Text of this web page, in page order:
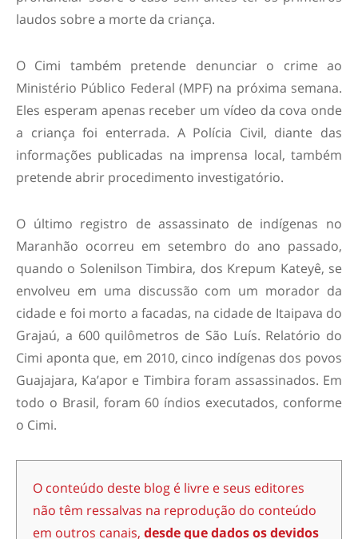
laudos sobre a morte da criança.
O Cimi também pretende denunciar o crime ao
Ministério Público Federal (MPF) na próxima semana.
Eles esperam apenas receber um vídeo da cova onde
a criança foi enterrada. A Polícia Civil, diante das
informações publicadas na imprensa local, também
pretende abrir procedimento investigatório.
O último registro de assassinato de indígenas no
Maranhão ocorreu em setembro do ano passado,
quando o Solenilson Timbira, dos Krepum Kateyê, se
envolveu em uma discussão com um morador da
cidade e foi morto a facadas, na cidade de Itaipava do
Grajaú, a 600 quilômetros de São Luís. Relatório do
Cimi aponta que, em 2010, cinco indígenas dos povos
Guajajara, Ka’apor e Timbira foram assassinados. Em
todo o Brasil, foram 60 índios executados, conforme
o Cimi.
O conteúdo deste blog é livre e seus editores
não têm ressalvas na reprodução do conteúdo
em outros canais, desde que dados os devidos